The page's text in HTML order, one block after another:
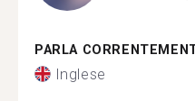
PARLA
Inglese